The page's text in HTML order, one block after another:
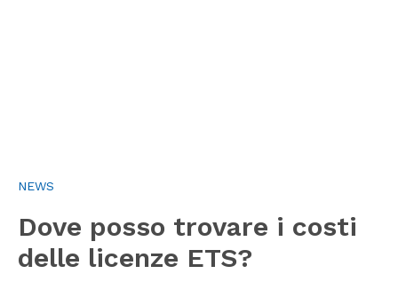
NEWS
Dove posso trovare i costi
delle licenze ETS?